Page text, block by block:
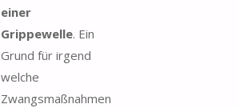
einer
Grippewelle. Ein
Grund für irgend
welche
Zwangsmaßnahmen